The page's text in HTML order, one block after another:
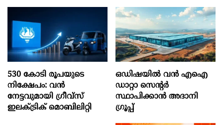
530 കോടി രൂപയുടെ
നിക്ഷേപം: വൻ
നേട്ടവുമായി ഗ്രീവ്സ്
ഇലക്ട്രിക് മൊബിലിറ്റി
ഒഡിഷയില്‍ വന്‍ എഐ
ഡാറ്റാ സെന്റര്‍
സ്ഥാപിക്കാന്‍ അദാനി
ഗ്രൂപ്പ്